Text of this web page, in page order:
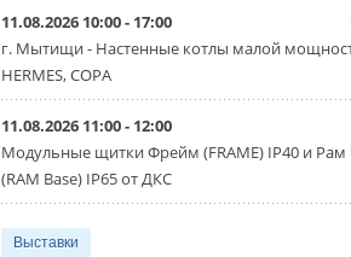
производительностью от 22,4
Суммарная длина
итоги конкурса
проектов «ТИМ-лидеры
Новый сезон конкурса «ТИМ-
стартует уже в сентябре 2026
3 АВГУСТА 2026
11.08.2026 10:00 - 17:00
г. Мытищи - Настенные котлы малой
HERMES, COPA
11.08.2026 11:00 - 12:00
Модульные щитки Фрейм (FRAME) IP40 и Рам
(RAM Base) IP65 от ДКС
Выставки